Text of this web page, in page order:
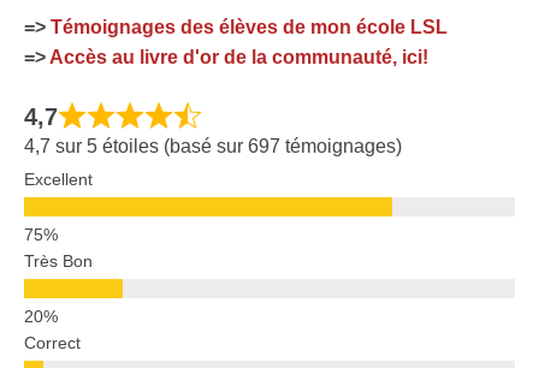
=> Témoignages des élèves de mon école LSL
=> Accès au livre d'or de la communauté, ici!
4,7
4,7 sur 5 étoiles (basé sur 697 témoignages)
Excellent
Très Bon
Correct